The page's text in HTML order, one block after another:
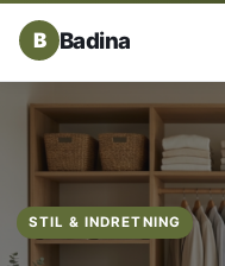
Badina
STIL & INDRETNING